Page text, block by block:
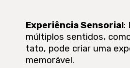
Experiência Sensorial:
múltiplos sentidos,
tato, pode criar uma
memorável.